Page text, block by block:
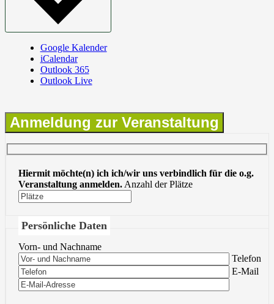
Google Kalender
iCalendar
Outlook 365
Outlook Live
Anmeldung zur Veranstaltung
Hiermit möchte(n) ich ich/wir uns verbindlich für die o.g.
Veranstaltung anmelden. Anzahl der Plätze
Persönliche Daten
Vorn- und Nachname
Bitte lasse
Telefon
Bitte lasse
E-Mail